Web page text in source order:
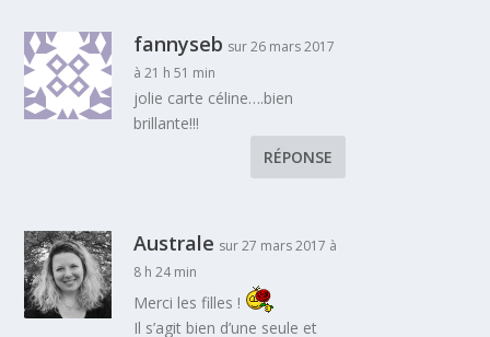
fannyseb sur 26 mars 2017
à 21 h 51 min
jolie carte céline….bien
brillante!!!
RÉPONSE
Australe sur 27 mars 2017 à
8 h 24 min
Merci les filles !
Il s’agit bien d’une seule et